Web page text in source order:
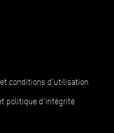
conditions d’utilisation
politique d’intégrité